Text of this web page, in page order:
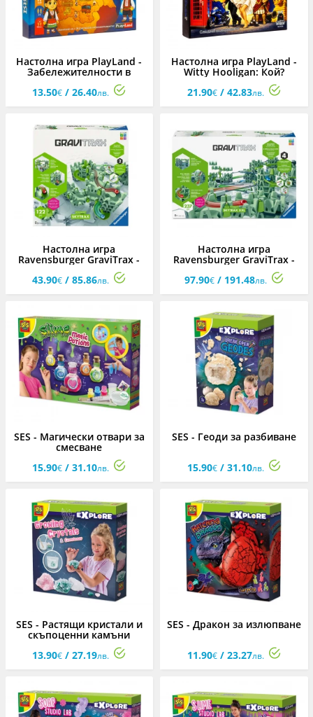
Настолна игра PlayLand -
Забележителности в
13.50€ / 26.40лв.
Настолна игра PlayLand -
Witty Hooligan: Кой?
21.90€/ 42.83лв.
Настолна игра
Ravensburger GraviTrax -
Skytrails: Стартов
комплект М
43.90€ / 85.86лв.
Настолна игра
Ravensburger GraviTrax -
Skytrails: Стартер сет XXL
97.90€/ 191.48лв.
SES - Магически отвари за
смесване
15.90€ / 31.10лв.
SES - Геоди за разбиване
15.90€/ 31.10лв.
SES - Растящи кристали и
скъпоценни камъни
13.90€ / 27.19лв.
SES - Дракон за излюпване
11.90€/ 23.27лв.